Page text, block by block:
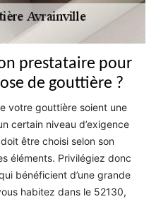
prestataire pour
de gouttière ?
votre gouttière soient une
certain niveau d’exigence
être choisi selon son
éléments. Privilégiez donc
bénéficient d’une grande
habitez dans le 52130,